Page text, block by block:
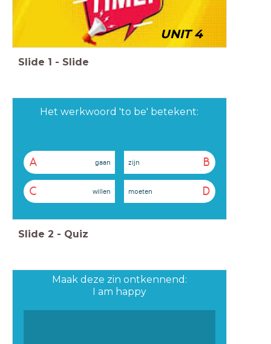
UNIT 4
Slide 1 - Slide
Het werkwoord 'to be' betekent:
A gaan B
zijn
C willen D
moeten
Slide 2 - Quiz
Maak deze zin ontkennend:
I am happy